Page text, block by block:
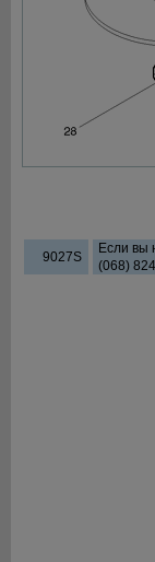
9027S
Если вы
(068)